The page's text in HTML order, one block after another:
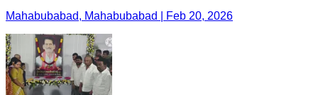
Mahabubabad, Mahabubabad | Feb 20, 2026